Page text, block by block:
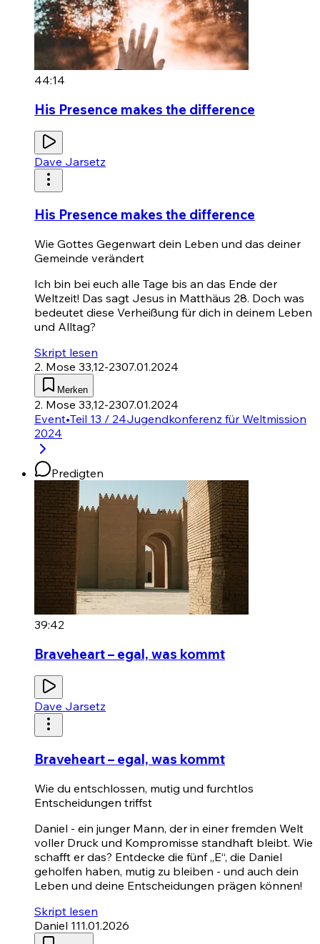
44:14
His Presence makes the difference
Dave Jarsetz
His Presence makes the difference
Wie Gottes Gegenwart dein Leben und das deiner
Gemeinde verändert
Ich bin bei euch alle Tage bis an das Ende der
Weltzeit! Das sagt Jesus in Matthäus 28. Doch was
bedeutet diese Verheißung für dich in deinem Leben
und Alltag?
Skript lesen
2. Mose 33,12-2307.01.2024
Merken
2. Mose 33,12-2307.01.2024
Event•Teil 13 / 24Jugendkonferenz für Weltmission
2024
Predigten
39:42
Braveheart – egal, was kommt
Dave Jarsetz
Braveheart – egal, was kommt
Wie du entschlossen, mutig und furchtlos
Entscheidungen triffst
Daniel - ein junger Mann, der in einer fremden Welt
voller Druck und Kompromisse standhaft bleibt. Wie
schafft er das? Entdecke die fünf „E“, die Daniel
geholfen haben, mutig zu bleiben - und auch dein
Leben und deine Entscheidungen prägen können!
Skript lesen
Daniel 111.01.2026